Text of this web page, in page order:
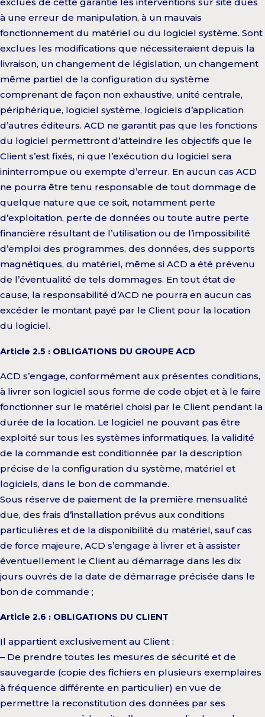
exclues de cette garantie les interventions sur site dues
à une erreur de manipulation, à un mauvais
fonctionnement du matériel ou du logiciel système. Sont
exclues les modifications que nécessiteraient depuis la
livraison, un changement de législation, un changement
même partiel de la configuration du système
comprenant de façon non exhaustive, unité centrale,
périphérique, logiciel système, logiciels d’application
d’autres éditeurs. ACD ne garantit pas que les fonctions
du logiciel permettront d’atteindre les objectifs que le
Client s’est fixés, ni que l’exécution du logiciel sera
ininterrompue ou exempte d’erreur. En aucun cas ACD
ne pourra être tenu responsable de tout dommage de
quelque nature que ce soit, notamment perte
d’exploitation, perte de données ou toute autre perte
financière résultant de l’utilisation ou de l’impossibilité
d’emploi des programmes, des données, des supports
magnétiques, du matériel, même si ACD a été prévenu
de l’éventualité de tels dommages. En tout état de
cause, la responsabilité d’ACD ne pourra en aucun cas
excéder le montant payé par le Client pour la location
du logiciel.
Article 2.5 : OBLIGATIONS DU GROUPE ACD
ACD s’engage, conformément aux présentes conditions,
à livrer son logiciel sous forme de code objet et à le faire
fonctionner sur le matériel choisi par le Client pendant la
durée de la location. Le logiciel ne pouvant pas être
exploité sur tous les systèmes informatiques, la validité
de la commande est conditionnée par la description
précise de la configuration du système, matériel et
logiciels, dans le bon de commande.
Sous réserve de paiement de la première mensualité
due, des frais d’installation prévus aux conditions
particulières et de la disponibilité du matériel, sauf cas
de force majeure, ACD s’engage à livrer et à assister
éventuellement le Client au démarrage dans les dix
jours ouvrés de la date de démarrage précisée dans le
bon de commande ;
Article 2.6 : OBLIGATIONS DU CLIENT
Il appartient exclusivement au Client :
– De prendre toutes les mesures de sécurité et de
sauvegarde (copie des fichiers en plusieurs exemplaires
à fréquence différente en particulier) en vue de
permettre la reconstitution des données par ses